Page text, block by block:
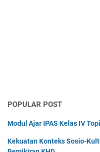
POPULAR POST
Modul Ajar IPAS Kelas IV
Kekuatan Konteks Sosio-